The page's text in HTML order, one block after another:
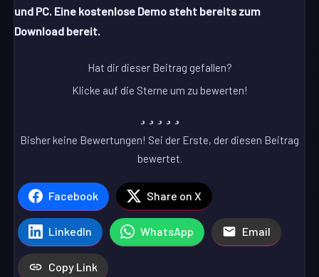
und PC. Eine kostenlose Demo steht bereits zum
Download bereit.
Hat dir dieser Beitrag gefallen?
Klicke auf die Sterne um zu bewerten!
Bisher keine Bewertungen! Sei der Erste, der diesen Beitrag
bewertet.
Facebook Share on X
LinkedIn WhatsApp Email
Copy Link